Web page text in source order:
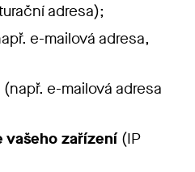
adresa);
e-mailová adresa,
(např. e-mailová adresa
zařízení(IP